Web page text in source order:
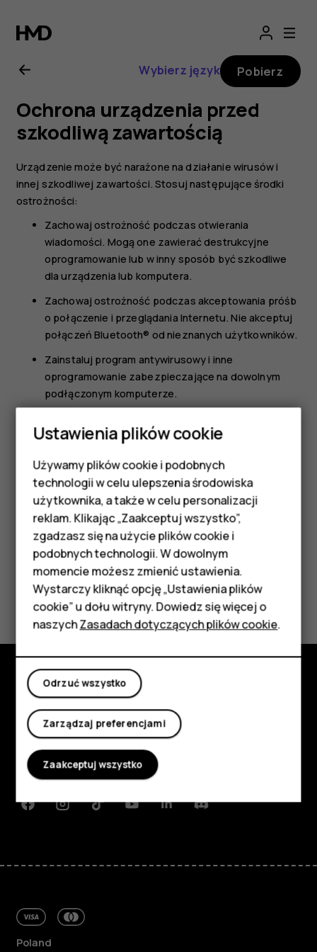
Instrukcja
obsługi
telefonu
Nokia
225
4G
(2024)
Smartfony
Telefony z funkcjami
podstawowymi
Akcesoria
HMD Terra M
Tablety
Moje konto
Wybierz język Pobierz
Ochrona urządzenia przed
szkodliwą zawartością
Urządzenie może być narażone na działanie wirusów i
innej szkodliwej zawartości. Stosuj następujące środki
ostrożności:
Zachowaj ostrożność podczas otwierania
wiadomości. Mogą one zawierać destrukcyjne
oprogramowanie lub w inny sposób być szkodliwe
dla urządzenia lub komputera.
Zachowaj ostrożność podczas akceptowania próśb
o połączenie i przeglądania Internetu. Nie akceptuj
połączeń Bluetooth® od nieznanych użytkowników.
Zainstaluj program antywirusowy i inne
oprogramowanie zabezpieczające na dowolnym
podłączonym komputerze.
zainstalowanych fabrycznie zakładek i łączy do
nie promuje tych witryn ani nie ponosi za nie
odpowiedzialności.
Czy te informacje były pomocne?
Tak Nie
Poznaj
Informacje
Planet and people
Wsparcie
FacebookInstagramTiktokYoutubeLinkedinDiscord
Poland
Ustawienia plików cookie
Używamy plików cookie i podobnych
technologii w celu ulepszenia środowiska
użytkownika, a także w celu personalizacji
reklam. Klikając „Zaakceptuj wszystko”,
zgadzasz się na użycie plików cookie i
podobnych technologii. W dowolnym
momencie możesz zmienić ustawienia.
Wystarczy kliknąć opcję „Ustawienia plików
cookie” u dołu witryny. Dowiedz się więcej o
naszychZasadach dotyczących plików cookie.
Odrzuć wszystko
Zarządzaj preferencjami
Zaakceptuj wszystko